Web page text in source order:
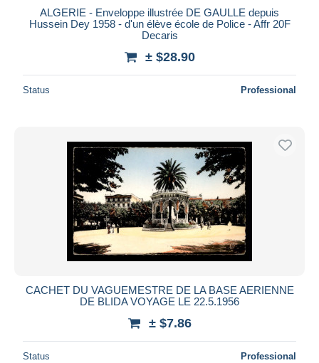
ALGERIE - Enveloppe illustrée DE GAULLE depuis
Hussein Dey 1958 - d'un élève école de Police - Affr 20F
Decaris
± $28.90
Status Professional
CACHET DU VAGUEMESTRE DE LA BASE AERIENNE
DE BLIDA VOYAGE LE 22.5.1956
± $7.86
Status Professional